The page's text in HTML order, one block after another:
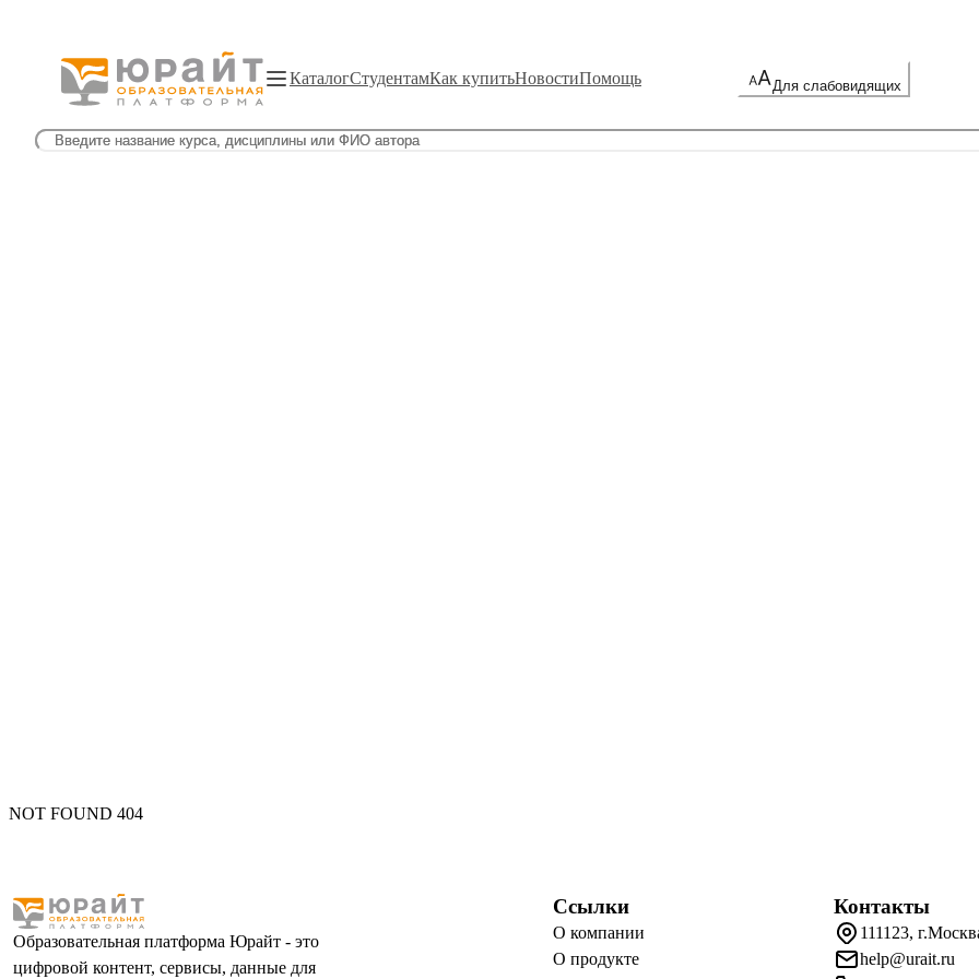
КаталогСтудентамКак купитьНовостиПомощь Для слабовидящих
NOT FOUND 404
Образовательная платформа Юрайт - это
цифровой контент, сервисы, данные для
Ссылки
О компании
О продукте
Контакты
111123,
help@urait.ru